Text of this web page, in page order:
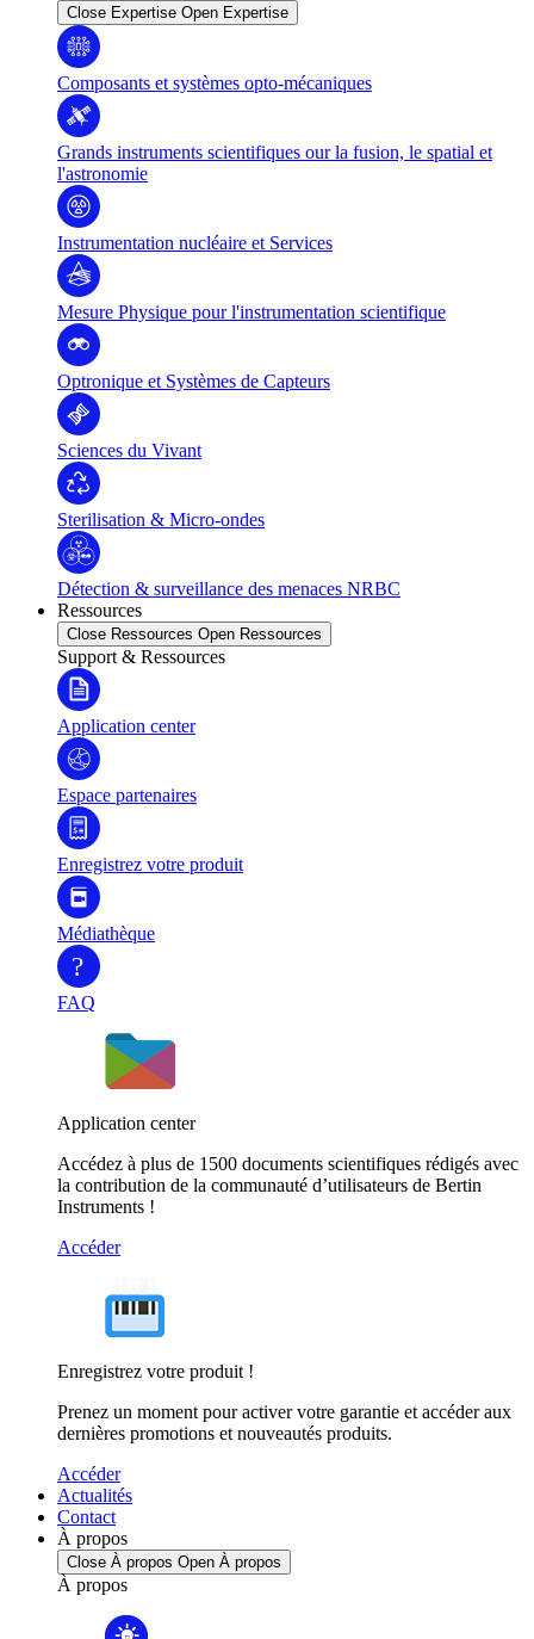
Close Expertise Open Expertise
Composants et systèmes opto-mécaniques
Grands instruments scientifiques our la fusion, le spatial et
l'astronomie
Instrumentation nucléaire et Services
Mesure Physique pour l'instrumentation scientifique
Optronique et Systèmes de Capteurs
Sciences du Vivant
Sterilisation & Micro-ondes
Détection & surveillance des menaces NRBC
Ressources
Close Ressources Open Ressources
Support & Ressources
Application center
Espace partenaires
Enregistrez votre produit
Médiathèque
?
FAQ
Application center
Accédez à plus de 1500 documents scientifiques rédigés avec
la contribution de la communauté d’utilisateurs de Bertin
Instruments !
Accéder
Enregistrez votre produit !
Prenez un moment pour activer votre garantie et accéder aux
dernières promotions et nouveautés produits.
Accéder
Actualités
Contact
À propos
Close À propos Open À propos
À propos